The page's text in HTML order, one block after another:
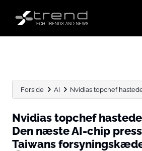
Forside AI Nvidias topchef
Nvidias topchef
Den næste AI-chip
Taiwans